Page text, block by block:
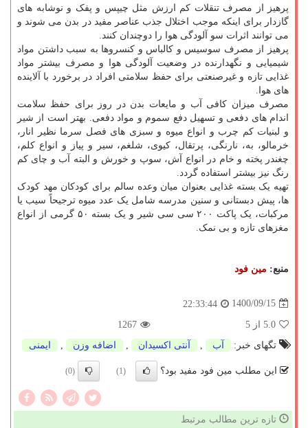
پرهیز از مصرف تنقلات کم ارزش مثل چیپس و پفک و نوشابه های
گازدار برای اینکه موجب اختلال جذب عناصر مفید در بدن می شوند و
می توانند اثرات سو آلودگی هوا را دوچندان کنند.
پرهیز از مصرف سوسیس و کالباس و کنسروها به سبب داشتن مواد
شیمیایی و نگهدارنده در وضعیت آلودگی هوا و مصرف بیشتر مواد
غذایی تازه و غیرصنعتی برای حفظ سلامتی افراد در برخورد با آلاینده
های هوا.
مصرف میزان کافی آب و مایعات بدن در روز برای حفظ سلامت
اندام های دفعی و تسهیل دفع سموم و مواد دفعی. بهتر است از شیر
و لبنیات کم چرب و انواع میوه و سبزی های فصل سرما نظیر انار،
خرمالو، به، نارنگی، پرتقال، کیوی، شلغم، سیر و پیاز و انواع کلم،
چغندر پخته و خام در انواع آش، سوپ و خورش و البته آب و چای کم
رنگ نیز بیشتر استفاده گردد.
تهیه یک بسته غذایی بعنوان میان وعده سالم برای کودکان مهد کودک
ها، پیش دبستانی و سنین مدرسه شامل یک عدد میوه ترجیحاً سیب یا
مرکبات، یک پاکت ۲۰۰ سی سی شیر و یک بسته ۵۰ گرمی از انواع
مغزهای تازه و بی نمک.
منبع: مین فود
1400/09/15
22:33:44
5.0 از 5
1267
تگهای خبر:
آب آنتی اكسیدان اضافه وزن ایمنی
این مطلب مین فود مفید بود؟ (1)
(0)
تازه ترین مطالب مرتبط